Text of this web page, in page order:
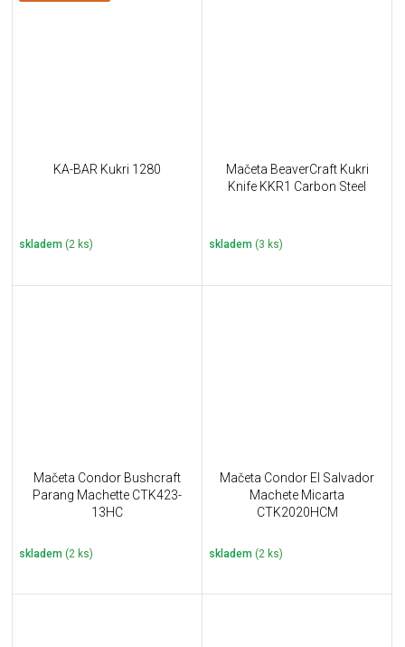
KA-BAR Kukri 1280
skladem (2 ks)
Mačeta BeaverCraft Kukri
Knife KKR1 Carbon Steel
skladem (3 ks)
Mačeta Condor Bushcraft
Parang Machette CTK423-
13HC
skladem (2 ks)
Mačeta Condor El Salvador
Machete Micarta
CTK2020HCM
skladem (2 ks)